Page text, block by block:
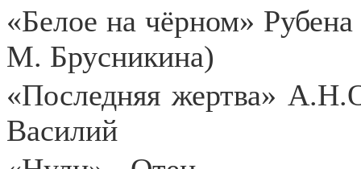
«Белое на чёрном»
М. Брусникина)
«Последняя жертва»
Василий